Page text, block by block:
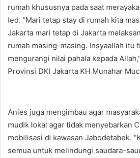
rumah khususnya pada saat
Ied. “Mari tetap stay di rumah kita
Jakarta mari tetap di Jakarta
rumah masing-masing. Insyaallah itu
mengurangi nilai pahala kepada
Provinsi DKI Jakarta KH Munahar
Anies juga mengimbau agar
mudik lokal agar tidak menyebarkan
mobilisasi di kawasan Jabodetabek.
semua untuk melindungi saudara-